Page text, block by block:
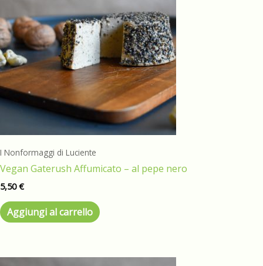
I Nonformaggi di Luciente
Vegan Gaterush Affumicato – al pepe nero
5,50€
Aggiungi al carrello